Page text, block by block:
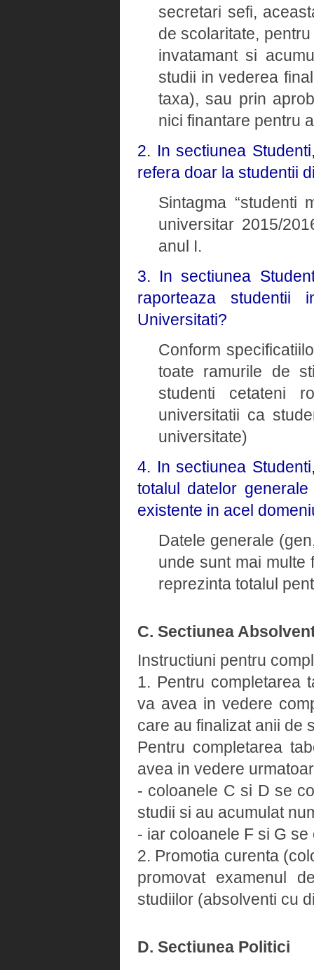
secretari sefi,
de scolaritate,
invatamant si
studii in vederea
taxa), sau prin
nici finantare pentru
2. In sectiunea
refera doar la studentii
Sintagma “studenti
universitar 2015/
anul I.
3. In sectiunea
raporteaza
Universitati?
Conform
toate ramurile de
studenti cetateni
universitatii ca
universitate)
4. In sectiunea
totalul datelor
existente in acel
Datele generale
unde sunt mai multe
reprezinta totalul
C. Sectiunea
Instructiuni pentru
1. Pentru completarea
va avea in vedere
care au finalizat anii de
Pentru completarea
avea in vedere
- coloanele C si D se
studii si au acumulat
- iar coloanele F si G
2. Promotia curenta
promovat examenul
studiilor (absolventi cu
D. Sectiunea Politici